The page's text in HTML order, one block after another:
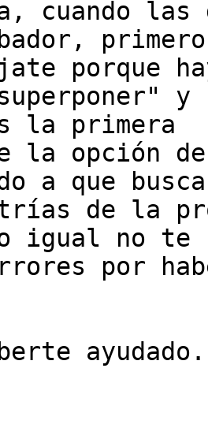
cuando las
porque
la primera
la opción
a que
de la
igual no te
por